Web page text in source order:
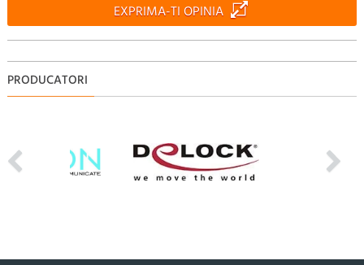
EXPRIMA-TI OPINIA
PRODUCATORI